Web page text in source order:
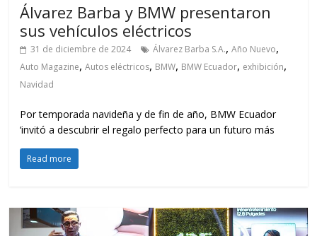
Álvarez Barba y BMW presentaron
sus vehículos eléctricos
31 de diciembre de 2024 Álvarez Barba S.A.,Año Nuevo,
Auto Magazine,Autos eléctricos, BMW, BMW Ecuador, exhibición,
Navidad
Por temporada navideña y de fin de año, BMW Ecuador
‘invitó a descubrir el regalo perfecto para un futuro más
Read more